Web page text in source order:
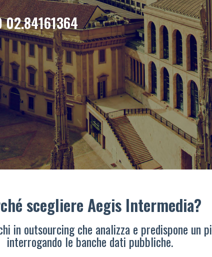
02.84161364
scegliere Aegis Intermedia?
in outsourcing che analizza e predispone un
interrogando le banche dati pubbliche.